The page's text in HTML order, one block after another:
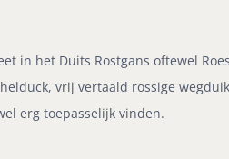
in het Duits Rostgans oftewel
vrij vertaald rossige
erg toepasselijk vinden.